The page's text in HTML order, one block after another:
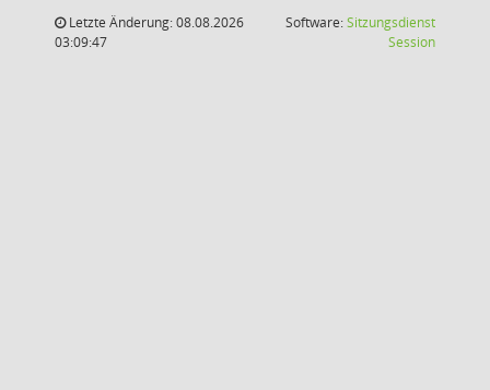
Letzte Änderung: 08.08.2026
03:09:47
Software:Sitzungsdienst
Session(Wird in